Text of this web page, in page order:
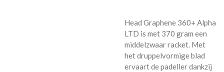
Head Graphene 360+ Alpha
LTD is met 370 gram een
middelzwaar racket. Met
het druppelvormige blad
ervaart de padeller dankzij